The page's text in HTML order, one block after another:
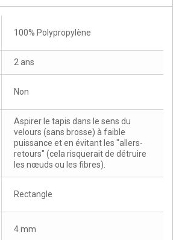
100% Polypropylène
2 ans
Non
Aspirer le tapis dans le sens du
velours (sans brosse) à faible
puissance et en évitant les "allers-
retours" (cela risquerait de détruire
les nœuds ou les fibres).
Rectangle
4 mm